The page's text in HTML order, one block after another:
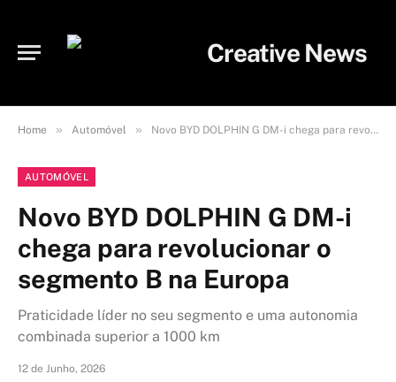
Home » Automóvel » Novo BYD DOLPHIN G DM-i chega para revolucionar o segmento B na Europa
AUTOMÓVEL
Novo BYD DOLPHIN G DM-i
chega para revolucionar o
segmento B na Europa
Praticidade líder no seu segmento e uma autonomia
combinada superior a 1000 km
12 de Junho, 2026